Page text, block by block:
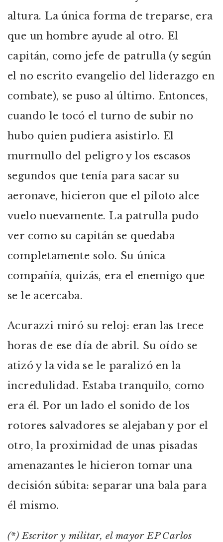
altura. La única forma de treparse, era
que un hombre ayude al otro. El
capitán, como jefe de patrulla (y según
el no escrito evangelio del liderazgo en
combate), se puso al último. Entonces,
cuando le tocó el turno de subir no
hubo quien pudiera asistirlo. El
murmullo del peligro y los escasos
segundos que tenía para sacar su
aeronave, hicieron que el piloto alce
vuelo nuevamente. La patrulla pudo
ver como su capitán se quedaba
completamente solo. Su única
compañía, quizás, era el enemigo que
se le acercaba.
Acurazzi miró su reloj: eran las trece
horas de ese día de abril. Su oído se
atizó y la vida se le paralizó en la
incredulidad. Estaba tranquilo, como
era él. Por un lado el sonido de los
rotores salvadores se alejaban y por el
otro, la proximidad de unas pisadas
amenazantes le hicieron tomar una
decisión súbita: separar una bala para
él mismo.
(*) Escritor y militar, el mayor EP Carlos